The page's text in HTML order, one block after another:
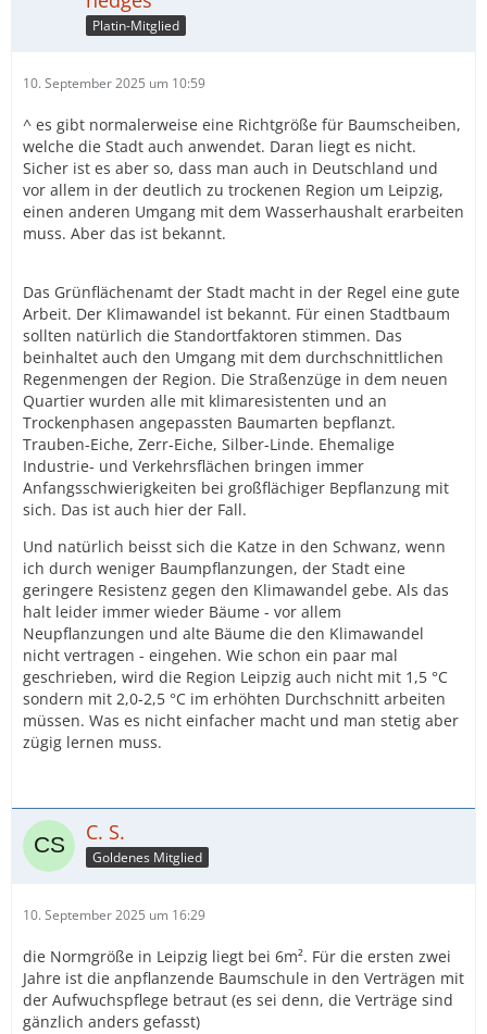
Platin-Mitglied
10. September 2025 um 10:59
^ es gibt normalerweise eine Richtgröße für Baumscheiben,
welche die Stadt auch anwendet. Daran liegt es nicht.
Sicher ist es aber so, dass man auch in Deutschland und
vor allem in der deutlich zu trockenen Region um Leipzig,
einen anderen Umgang mit dem Wasserhaushalt erarbeiten
muss. Aber das ist bekannt.
Das Grünflächenamt der Stadt macht in der Regel eine gute
Arbeit. Der Klimawandel ist bekannt. Für einen Stadtbaum
sollten natürlich die Standortfaktoren stimmen. Das
beinhaltet auch den Umgang mit dem durchschnittlichen
Regenmengen der Region. Die Straßenzüge in dem neuen
Quartier wurden alle mit klimaresistenten und an
Trockenphasen angepassten Baumarten bepflanzt.
Trauben-Eiche, Zerr-Eiche, Silber-Linde. Ehemalige
Industrie- und Verkehrsflächen bringen immer
Anfangsschwierigkeiten bei großflächiger Bepflanzung mit
sich. Das ist auch hier der Fall.
Und natürlich beisst sich die Katze in den Schwanz, wenn
ich durch weniger Baumpflanzungen, der Stadt eine
geringere Resistenz gegen den Klimawandel gebe. Als das
halt leider immer wieder Bäume - vor allem
Neupflanzungen und alte Bäume die den Klimawandel
nicht vertragen - eingehen. Wie schon ein paar mal
geschrieben, wird die Region Leipzig auch nicht mit 1,5 °C
sondern mit 2,0-2,5 °C im erhöhten Durchschnitt arbeiten
müssen. Was es nicht einfacher macht und man stetig aber
zügig lernen muss.
C. S.
Goldenes Mitglied
10. September 2025 um 16:29
die Normgröße in Leipzig liegt bei 6m². Für die ersten zwei
Jahre ist die anpflanzende Baumschule in den Verträgen mit
der Aufwuchspflege betraut (es sei denn, die Verträge sind
gänzlich anders gefasst)